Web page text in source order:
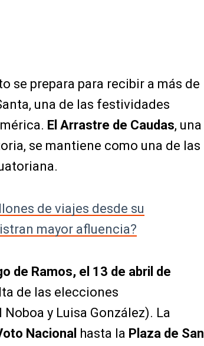
se prepara para recibir a más de
una de las festividades
El Arrastre de Caudas, una
se mantiene como una de las
de viajes desde su
mayor afluencia?
de Ramos, el 13 de abril de
de las elecciones
y Luisa González). La
Nacional hasta la Plaza de San